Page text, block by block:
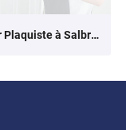
Plâtrier Plaquiste à Salbris